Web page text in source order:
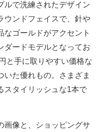
ルで洗練されたデザイン
ウンドフェイスで、針や
なゴールドがアクセント
ダードモデルとなってお
と手に取りやすい価格な
いた優れもの。さまざま
スタイリッシュな1本で
像と、ショッピングサ